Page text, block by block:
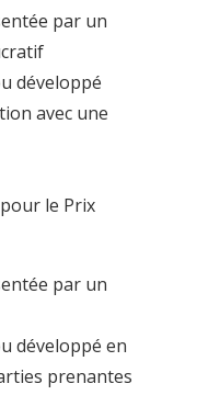
par un
développé
avec une
le Prix
par un
développé en
prenantes